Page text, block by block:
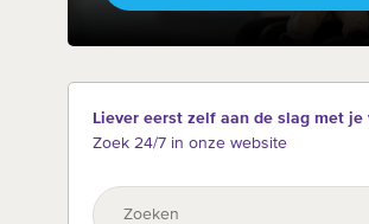
Liever eerst zelf aan de slag met je
Zoek 24/7 in onze website